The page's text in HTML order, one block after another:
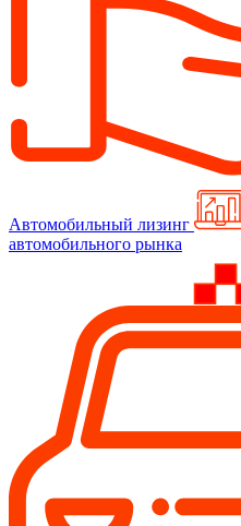
Автомобильный лизинг
автомобильного рынка